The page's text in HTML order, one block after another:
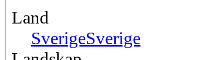
Land
SverigeSverige